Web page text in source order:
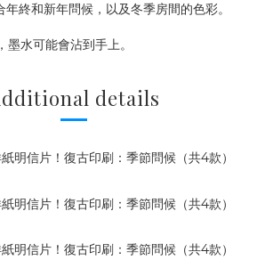
終和新年問候，以及冬季房間的色彩。
水可能會沾到手上。
details